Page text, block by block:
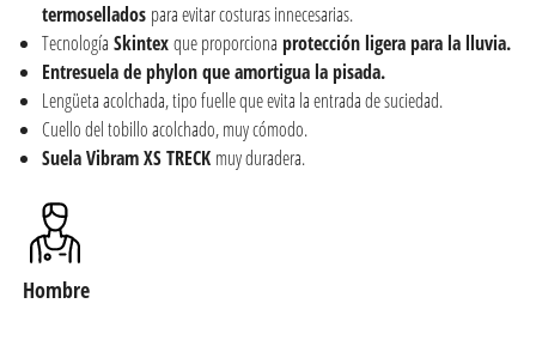
termosellados para evitar costuras innecesarias.
Tecnología Skintexque proporciona protección ligera para la lluvia.
Entresuela de phylon que amortigua la pisada.
Lengüeta acolchada, tipo fuelle que evita la entrada de suciedad.
Cuello del tobillo acolchado, muy cómodo.
Suela Vibram XS TRECK muy duradera.
Hombre